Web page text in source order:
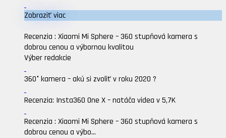
Zobraziť viac
Recenzia : Xiaomi Mi Sphere – 360 stupňová kamera s
dobrou cenou a výbornou kvalitou
Výber redakcie
360° kamera – akú si zvoliť v roku 2020 ?
Recenzia: Insta360 One X – natáča videa v 5,7K
Recenzia : Xiaomi Mi Sphere – 360 stupňová kamera s
dobrou cenou a výbo...